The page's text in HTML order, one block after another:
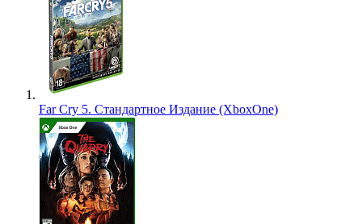
Far Cry 5. Стандартное Издание (XboxOne)